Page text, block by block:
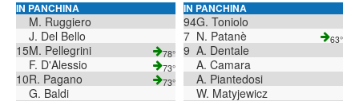
IN PANCHINA
M. Ruggiero
J. Del Bello
15M. Pellegrini 78°
F. D'Alessio 73°
10R. Pagano 73°
G. Baldi
IN PANCHINA
94G. Toniolo
7 N. Patanè 63°
9 A. Dentale
A. Camara
A. Piantedosi
W. Matyjewicz